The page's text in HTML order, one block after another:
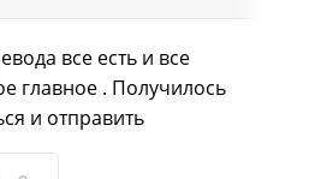
все есть и все
главное . Получилось
и отправить